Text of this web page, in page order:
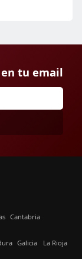
en tu email
Cantabria
Galicia La Rioja